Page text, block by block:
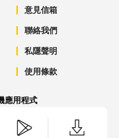
意見信箱
聯絡我們
私隱聲明
使用條款
應用程式